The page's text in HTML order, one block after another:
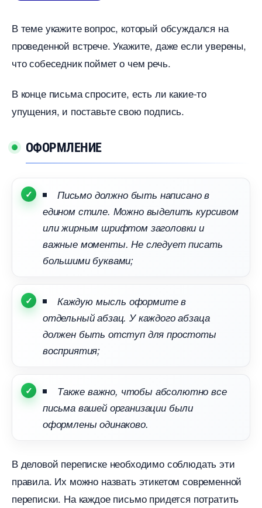
теме укажите вопрос, который обсуждался на
проведенной встрече. Укажите, даже если уверены,
что собеседник поймет о чем речь.
конце письма спросите, есть ли какие-то
упущения, и поставьте свою подпись.
ОФОРМЛЕНИЕ
Письмо должно быть написано
едином стиле. Можно выделить курсивом
или жирным шрифтом заголовки и
ажные моменты. Не следует писать
ольшими буквами;
Каждую мысль оформите
отдельный абзац. У каждого абзаца
должен быть отступ для простоты
осприятия;
Также важно, чтобы абсолютно все
письма вашей организации были
оформлены одинаково.
деловой переписке необходимо соблюдать эти
правила. Их можно назвать этикетом современной
переписки. На каждое письмо придется потратить